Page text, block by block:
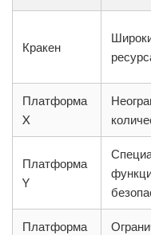
Кракен
Платформа
X
Платформа
Y
Платформа